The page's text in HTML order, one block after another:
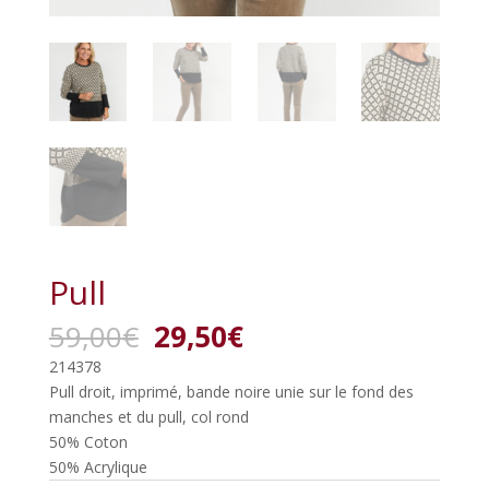
Pull
59,00€ Le
prix
initial
était :
59,00€.
29,50€Le
prix
actuel
est :
29,50€.
214378
Pull droit, imprimé, bande noire unie sur le fond des
manches et du pull, col rond
50% Coton
50% Acrylique